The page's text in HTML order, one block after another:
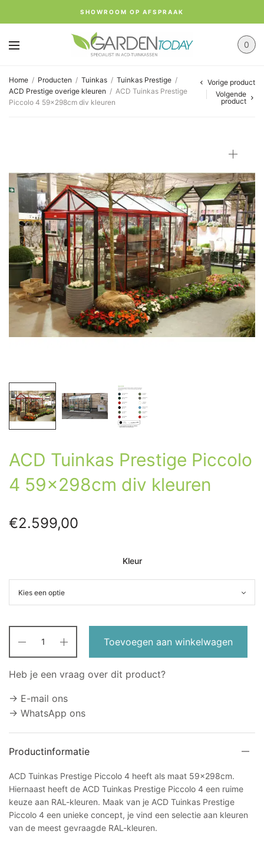
SHOWROOM OP AFSPRAAK
0
Home / Producten / Tuinkas / Tuinkas Prestige /
ACD Prestige overige kleuren / ACD Tuinkas Prestige
Piccolo 4 59x298cm div kleuren
Vorige product
Volgende
product
ACD Tuinkas Prestige Piccolo
4 59x298cm div kleuren
€2.599,00
Kleur
Toevoegen aan winkelwagen
Heb je een vraag over dit product?
→ E-mail ons
→ WhatsApp ons
Productinformatie
ACD Tuinkas Prestige Piccolo 4 heeft als maat 59x298cm.
Hiernaast heeft de ACD Tuinkas Prestige Piccolo 4 een ruime
keuze aan RAL-kleuren. Maak van je ACD Tuinkas Prestige
Piccolo 4 een unieke concept, je vind een selectie aan kleuren
van de meest gevraagde RAL-kleuren.